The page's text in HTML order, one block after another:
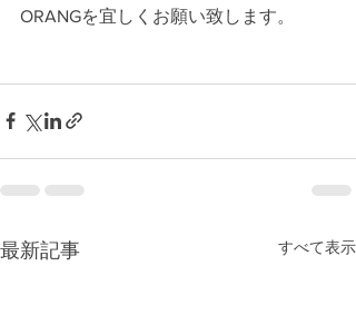
ORANGを宜しくお願い致します。
最新記事 すべて表示